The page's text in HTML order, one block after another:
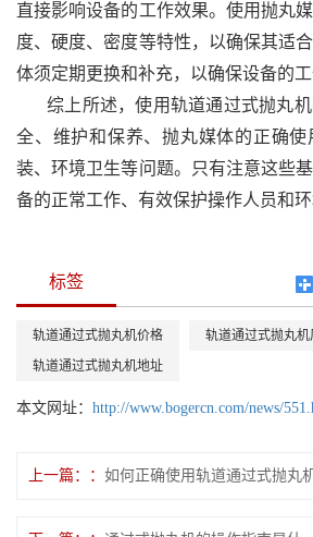
直接影响设备的工作效果。使用抛丸
度、硬度、密度等特性，以确保其适
体须定期更换和补充，以确保设备的工
综上所述，使用轨道通过式抛丸
全、维护和保养、抛丸媒体的正确
装、环境卫生等问题。只有注意这些
备的正常工作、有效保护操作人员和环
标签
轨道通过式抛丸机价格
轨道通过式抛丸机
轨道通过式抛丸机地址
本文网址： http://www.bogercn.com/news/
上一篇： 如何正确使用轨道通过式抛丸